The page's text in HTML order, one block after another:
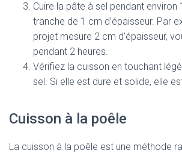
Cuire la pâte à sel pendant environ
tranche de 1 cm d’épaisseur. Par
projet mesure 2 cm d’épaisseur,
pendant 2 heures.
Vérifiez la cuisson en touchant
sel. Si elle est dure et solide, elle
Cuisson à la poêle
La cuisson à la poêle est une méthode